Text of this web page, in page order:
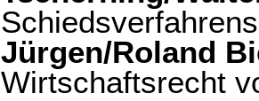
Jürgen/Roland
Wirtschaftsrecht